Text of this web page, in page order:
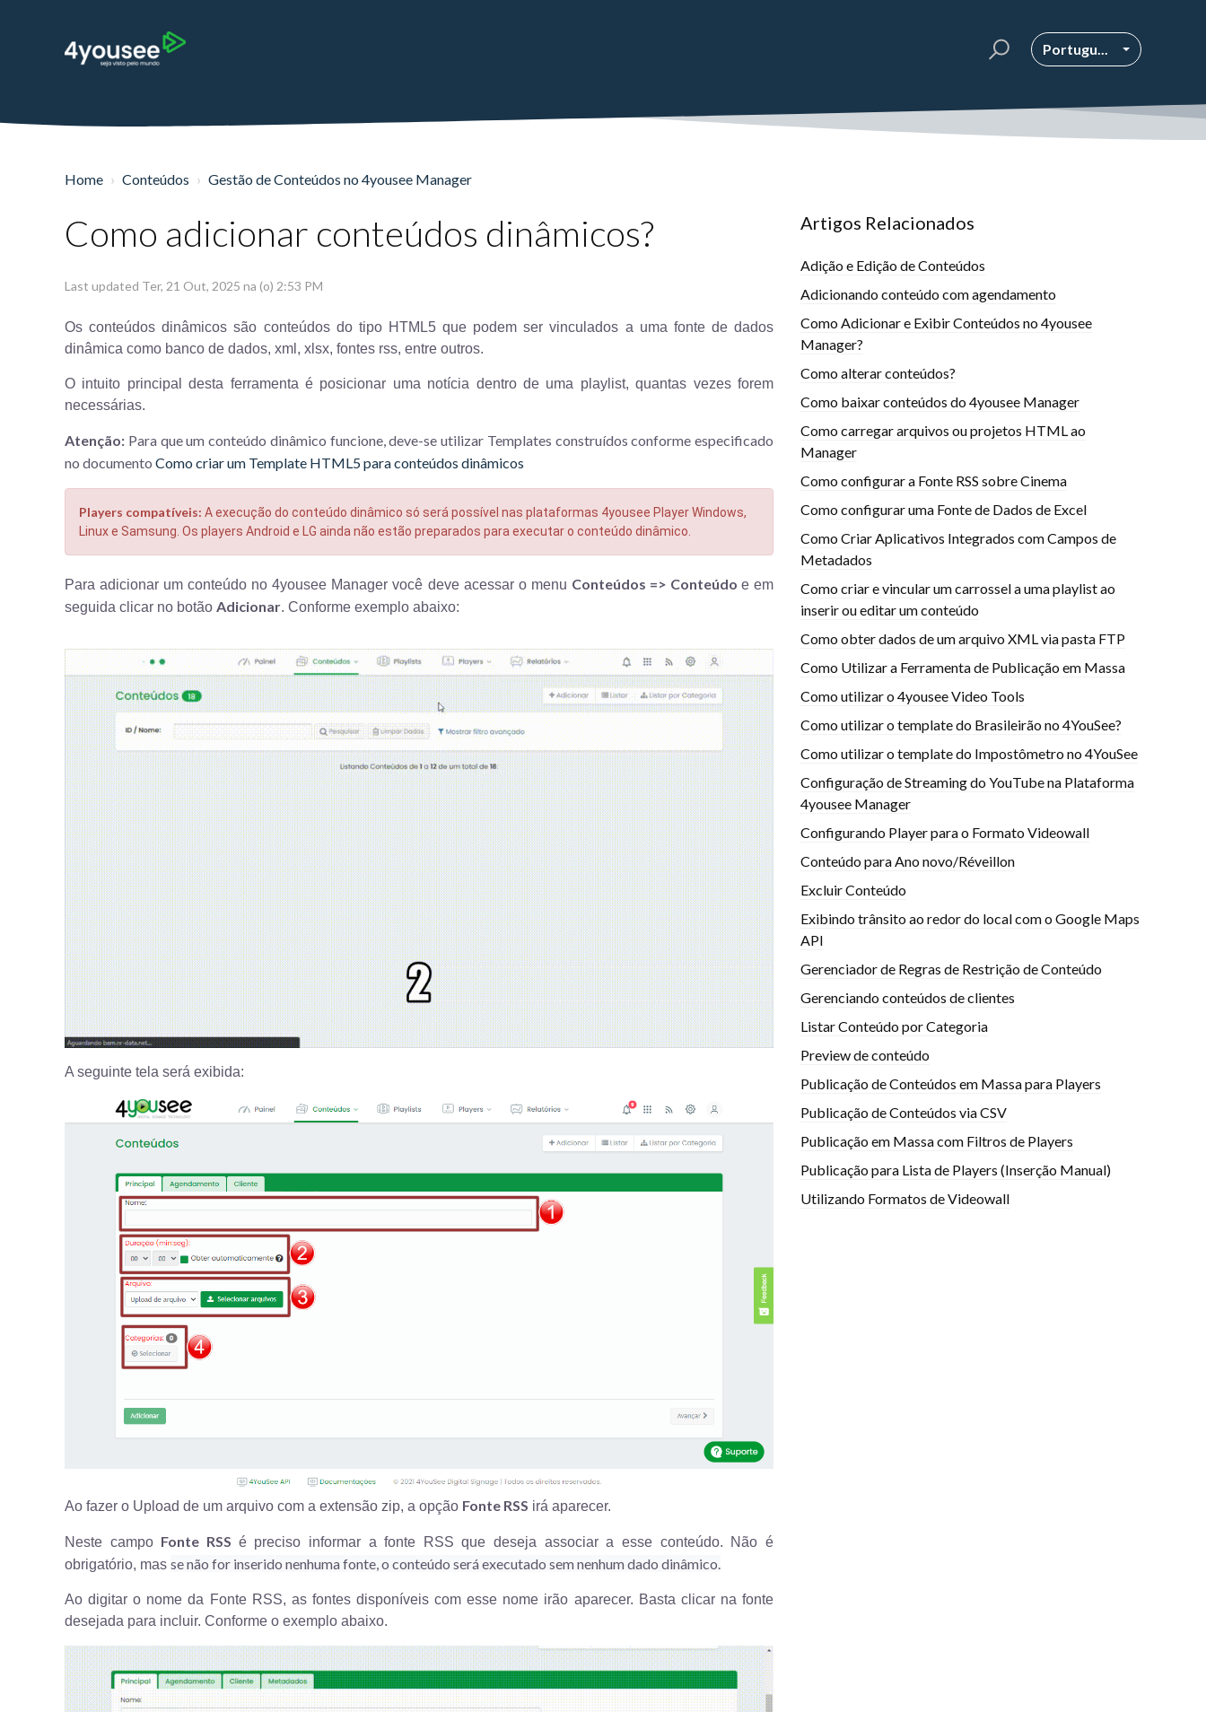
Portugu...
Home Conteúdos Gestão de Conteúdos no 4yousee Manager
Como adicionar conteúdos dinâmicos?
Last updated Ter, 21 Out, 2025 na (o) 2:53 PM
Os conteúdos dinâmicos são conteúdos do tipo HTML5 que podem ser vinculados a uma fonte de dados
dinâmica como banco de dados, xml, xlsx, fontes rss, entre outros.
O intuito principal desta ferramenta é posicionar uma notícia dentro de uma playlist, quantas vezes forem
necessárias.
Atenção: Para que um conteúdo dinâmico funcione, deve-se utilizar Templates construídos conforme especificado
no documento Como criar um Template HTML5 para conteúdos dinâmicos
Players compatíveis: A execução do conteúdo dinâmico só será possível nas plataformas 4yousee Player Windows,
Linux e Samsung. Os players Android e LG ainda não estão preparados para executar o conteúdo dinâmico.
Para adicionar um conteúdo no 4yousee Manager você deve acessar o menu Conteúdos => Conteúdo e em
seguida clicar no botão Adicionar. Conforme exemplo abaixo:
A seguinte tela será exibida:
Ao fazer o Upload de um arquivo com a extensão zip, a opção Fonte RSS irá aparecer.
Neste campo Fonte RSS é preciso informar a fonte RSS que deseja associar a esse conteúdo. Não é
obrigatório, mas se não for inserido nenhuma fonte, o conteúdo será executado sem nenhum dado dinâmico.
Ao digitar o nome da Fonte RSS, as fontes disponíveis com esse nome irão aparecer. Basta clicar na fonte
desejada para incluir. Conforme o exemplo abaixo.
Artigos Relacionados
Adição e Edição de Conteúdos
Adicionando conteúdo com agendamento
Como Adicionar e Exibir Conteúdos no 4yousee
Manager?
Como alterar conteúdos?
Como baixar conteúdos do 4yousee Manager
Como carregar arquivos ou projetos HTML ao
Manager
Como configurar a Fonte RSS sobre Cinema
Como configurar uma Fonte de Dados de Excel
Como Criar Aplicativos Integrados com Campos de
Metadados
Como criar e vincular um carrossel a uma playlist ao
inserir ou editar um conteúdo
Como obter dados de um arquivo XML via pasta FTP
Como Utilizar a Ferramenta de Publicação em Massa
Como utilizar o 4yousee Video Tools
Como utilizar o template do Brasileirão no 4YouSee?
Como utilizar o template do Impostômetro no 4YouSee
Configuração de Streaming do YouTube na Plataforma
4yousee Manager
Configurando Player para o Formato Videowall
Conteúdo para Ano novo/Réveillon
Excluir Conteúdo
Exibindo trânsito ao redor do local com o Google Maps
API
Gerenciador de Regras de Restrição de Conteúdo
Gerenciando conteúdos de clientes
Listar Conteúdo por Categoria
Preview de conteúdo
Publicação de Conteúdos em Massa para Players
Publicação de Conteúdos via CSV
Publicação em Massa com Filtros de Players
Publicação para Lista de Players (Inserção Manual)
Utilizando Formatos de Videowall